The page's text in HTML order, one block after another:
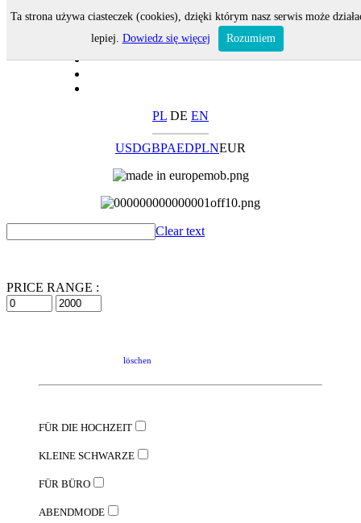
PL DE EN
USDGBPAEDPLNEUR
Clear text
PRICE RANGE :
löschen
FÜR DIE HOCHZEIT
KLEINE SCHWARZE
FÜR BÜRO
ABENDMODE
Ta strona używa ciasteczek (cookies), dzięki którym nasz serwis może
lepiej. Dowiedz się więcej Rozumiem